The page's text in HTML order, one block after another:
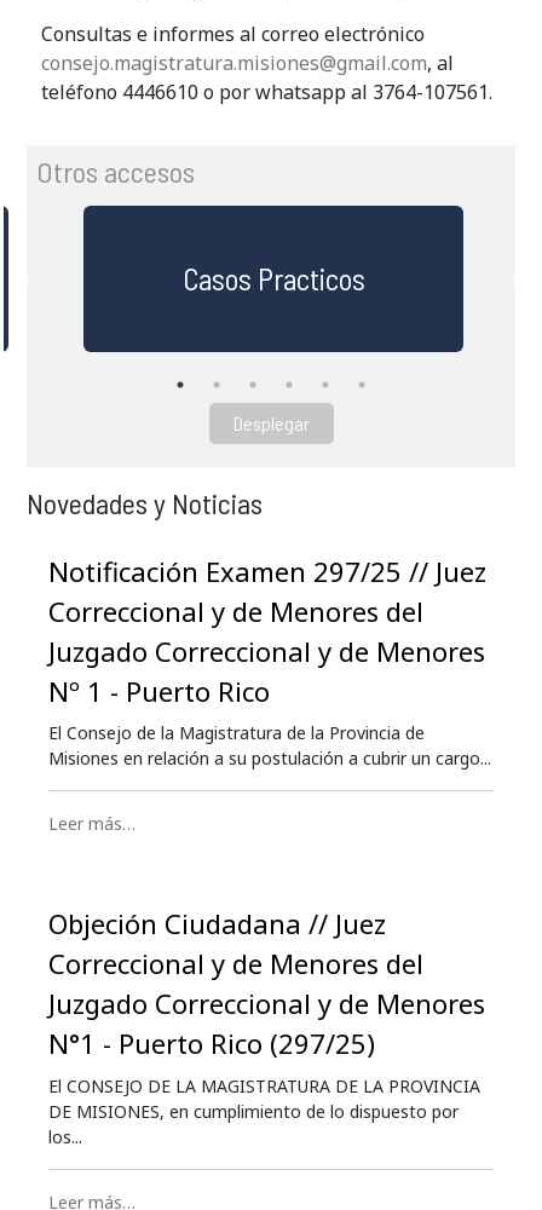
Consultas e informes al correo electrónico
consejo.magistratura.misiones@gmail.com, al
teléfono 4446610 o por whatsapp al 3764-107561.
Otros accesos
Casos Practicos
Desplegar
Novedades y Noticias
Notificación Examen 297/25 // Juez
Correccional y de Menores del
Juzgado Correccional y de Menores
Nº 1 - Puerto Rico
El Consejo de la Magistratura de la Provincia de
Misiones en relación a su postulación a cubrir un cargo...
Leer más…
Objeción Ciudadana // Juez
Correccional y de Menores del
Juzgado Correccional y de Menores
N°1 - Puerto Rico (297/25)
El CONSEJO DE LA MAGISTRATURA DE LA PROVINCIA
DE MISIONES, en cumplimiento de lo dispuesto por
los...
Leer más…